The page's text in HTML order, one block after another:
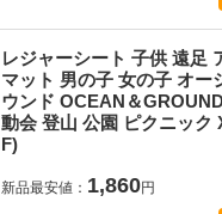
レジャーシート 子供 遠足
マット 男の子 女の子 オー
ウンド OCEAN＆
動会 登山 公園 ピクニック
F)
新品最安値： 1,860円